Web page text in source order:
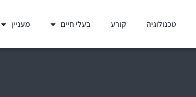
טכנולוגיה קורע בעלי חיים מעניין